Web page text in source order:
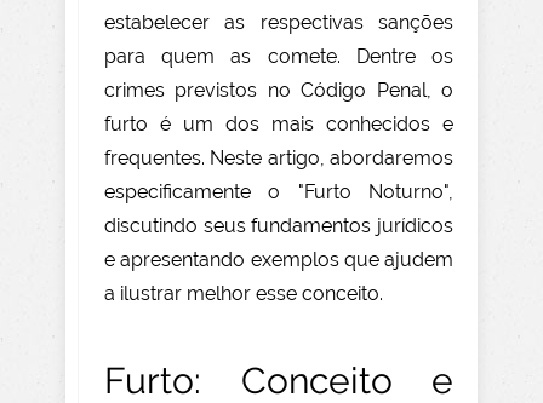
estabelecer as respectivas sanções
para quem as comete. Dentre os
crimes previstos no Código Penal, o
furto é um dos mais conhecidos e
frequentes. Neste artigo, abordaremos
especificamente o "Furto Noturno",
discutindo seus fundamentos jurídicos
e apresentando exemplos que ajudem
a ilustrar melhor esse conceito.
Furto: Conceito e